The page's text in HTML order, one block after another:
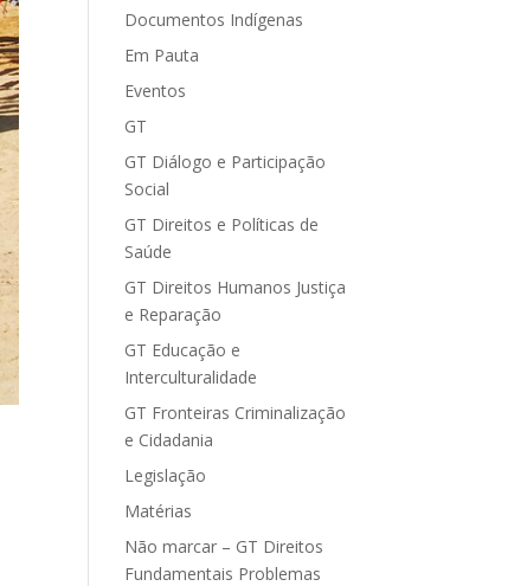
Documentos Indígenas
Em Pauta
Eventos
GT
GT Diálogo e Participação
Social
GT Direitos e Políticas de
Saúde
GT Direitos Humanos Justiça
e Reparação
GT Educação e
Interculturalidade
GT Fronteiras Criminalização
e Cidadania
Legislação
Matérias
Não marcar – GT Direitos
Fundamentais Problemas